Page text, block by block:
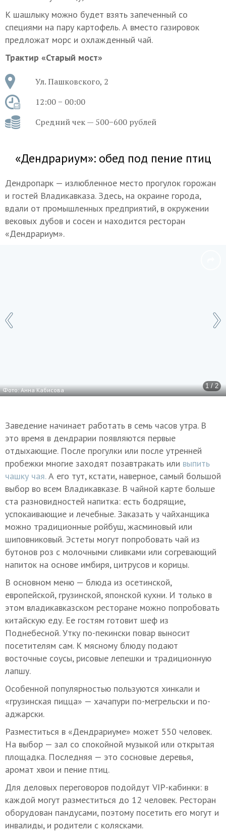
К шашлыку можно будет взять запеченный со
специями на пару картофель. А вместо газировок
предложат морс и охлажденный чай.
Трактир «Старый мост»
Ул. Пашковского, 2
12:00 − 00:00
Средний чек — 500−600 рублей
«Дендрариум»: обед под пение птиц
Дендропарк — излюбленное место прогулок горожан
и гостей Владикавказа. Здесь, на окраине города,
вдали от промышленных предприятий, в окружении
вековых дубов и сосен и находится ресторан
«Дендрариум».
1 / 2
Фото: Анна Кабисова
Заведение начинает работать в семь часов утра. В
это время в дендрарии появляются первые
отдыхающие. После прогулки или после утренней
пробежки многие заходят позавтракать или выпить
чашку чая.А его тут, кстати, наверное, самый большой
выбор во всем Владикавказе. В чайной карте больше
ста разновидностей напитка: есть бодрящие,
успокаивающие и лечебные. Заказать у чайханщика
можно традиционные ройбуш, жасминовый или
шиповниковый. Эстеты могут попробовать чай из
бутонов роз с молочными сливками или согревающий
напиток на основе имбиря, цитрусов и корицы.
В основном меню — блюда из осетинской,
европейской, грузинской, японской кухни. И только в
этом владикавказском ресторане можно попробовать
китайскую еду. Ее гостям готовит шеф из
Поднебесной. Утку по-пекински повар выносит
посетителям сам. К мясному блюду подают
восточные соусы, рисовые лепешки и традиционную
лапшу.
Особенной популярностью пользуются хинкали и
«грузинская пицца» — хачапури по-мегрельски и по-
аджарски.
Разместиться в «Дендрариуме» может 550 человек.
На выбор — зал со спокойной музыкой или открытая
площадка. Последняя — это сосновые деревья,
аромат хвои и пение птиц.
Для деловых переговоров подойдут VIP-кабинки: в
каждой могут разместиться до 12 человек. Ресторан
оборудован пандусами, поэтому посетить его могут и
инвалиды, и родители с колясками.